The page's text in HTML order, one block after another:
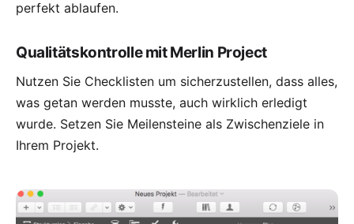
perfekt ablaufen.
Qualitätskontrolle mit Merlin Project
Nutzen Sie Checklisten um sicherzustellen, dass alles,
was getan werden musste, auch wirklich erledigt
wurde. Setzen Sie Meilensteine als Zwischenziele in
Ihrem Projekt.